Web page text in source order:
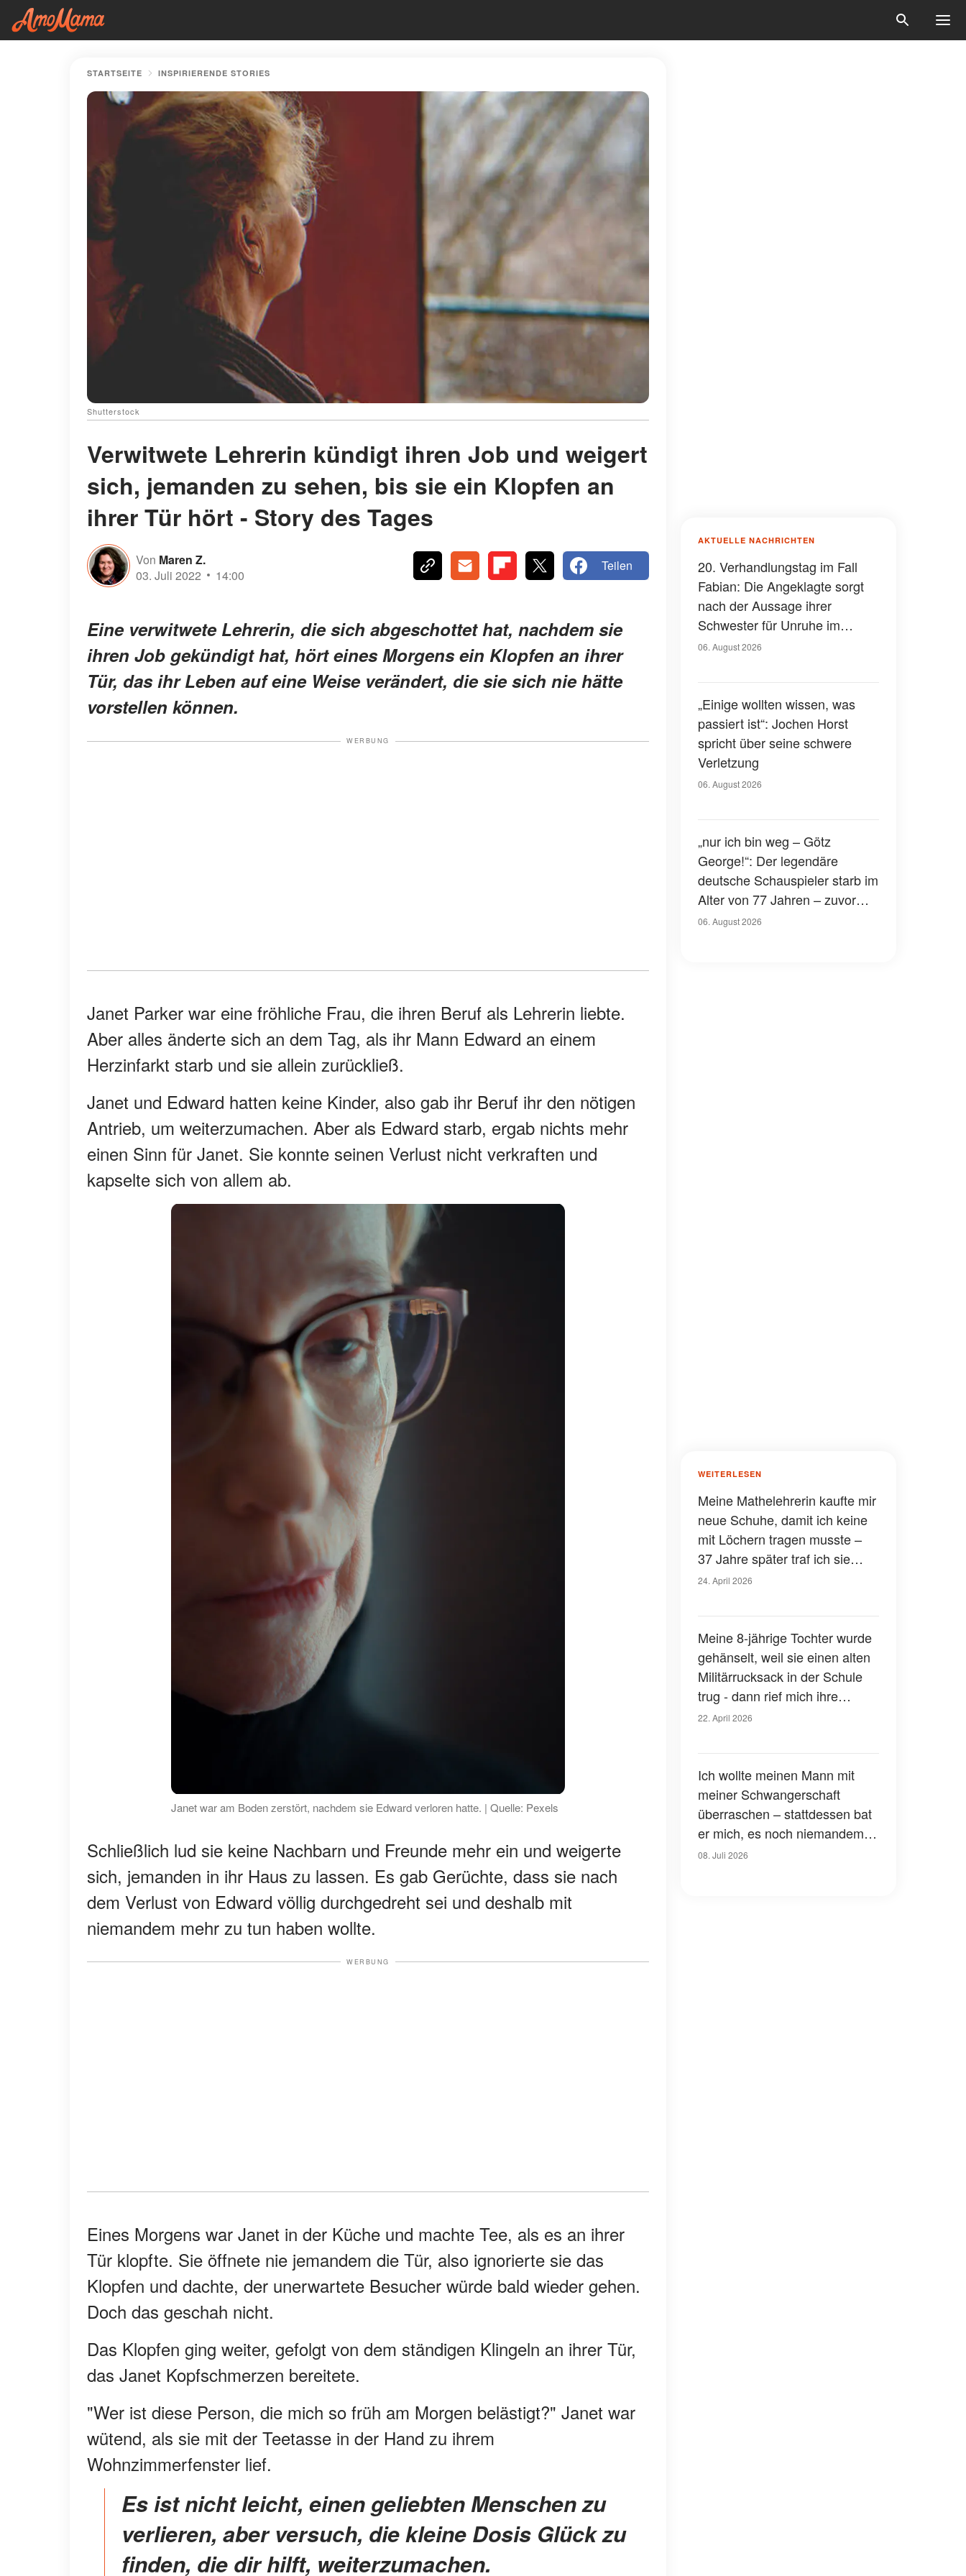
STARTSEITE INSPIRIERENDE STORIES
Shutterstock
Verwitwete Lehrerin kündigt ihren Job und weigert
sich, jemanden zu sehen, bis sie ein Klopfen an
ihrer Tür hört - Story des Tages
Von Maren Z.
03. Juli 2022
14:00
Teilen
Eine verwitwete Lehrerin, die sich abgeschottet hat, nachdem sie
ihren Job gekündigt hat, hört eines Morgens ein Klopfen an ihrer
Tür, das ihr Leben auf eine Weise verändert, die sie sich nie hätte
vorstellen können.
WERBUNG
Janet Parker war eine fröhliche Frau, die ihren Beruf als Lehrerin liebte.
Aber alles änderte sich an dem Tag, als ihr Mann Edward an einem
Herzinfarkt starb und sie allein zurückließ.
Janet und Edward hatten keine Kinder, also gab ihr Beruf ihr den nötigen
Antrieb, um weiterzumachen. Aber als Edward starb, ergab nichts mehr
einen Sinn für Janet. Sie konnte seinen Verlust nicht verkraften und
kapselte sich von allem ab.
Janet war am Boden zerstört, nachdem sie Edward verloren hatte. | Quelle: Pexels
Schließlich lud sie keine Nachbarn und Freunde mehr ein und weigerte
sich, jemanden in ihr Haus zu lassen. Es gab Gerüchte, dass sie nach
dem Verlust von Edward völlig durchgedreht sei und deshalb mit
niemandem mehr zu tun haben wollte.
WERBUNG
Eines Morgens war Janet in der Küche und machte Tee, als es an ihrer
Tür klopfte. Sie öffnete nie jemandem die Tür, also ignorierte sie das
Klopfen und dachte, der unerwartete Besucher würde bald wieder gehen.
Doch das geschah nicht.
Das Klopfen ging weiter, gefolgt von dem ständigen Klingeln an ihrer Tür,
das Janet Kopfschmerzen bereitete.
"Wer ist diese Person, die mich so früh am Morgen belästigt?" Janet war
wütend, als sie mit der Teetasse in der Hand zu ihrem
Wohnzimmerfenster lief.
Es ist nicht leicht, einen geliebten Menschen zu
verlieren, aber versuch, die kleine Dosis Glück zu
finden, die dir hilft, weiterzumachen.
AKTUELLE NACHRICHTEN
20. Verhandlungstag im Fall
Fabian: Die Angeklagte sorgt
nach der Aussage ihrer
Schwester für Unruhe im
Gerichtssaal – was ist
06. August 2026
„Einige wollten wissen, was
passiert ist“: Jochen Horst
spricht über seine schwere
Verletzung
06. August 2026
„nur ich bin weg – Götz
George!“: Der legendäre
deutsche Schauspieler starb im
Alter von 77 Jahren – zuvor
hatte er über seinen eigenen
06. August 2026
WEITERLESEN
Meine Mathelehrerin kaufte mir
neue Schuhe, damit ich keine
mit Löchern tragen musste –
37 Jahre später traf ich sie
wieder und gab ihr das, was ich
24. April 2026
Meine 8-jährige Tochter wurde
gehänselt, weil sie einen alten
Militärrucksack in der Schule
trug - dann rief mich ihre
Lehrerin an und sagte: "Du
haben"
22. April 2026
Ich wollte meinen Mann mit
meiner Schwangerschaft
überraschen – stattdessen bat
er mich, es noch niemandem
zu erzählen
08. Juli 2026